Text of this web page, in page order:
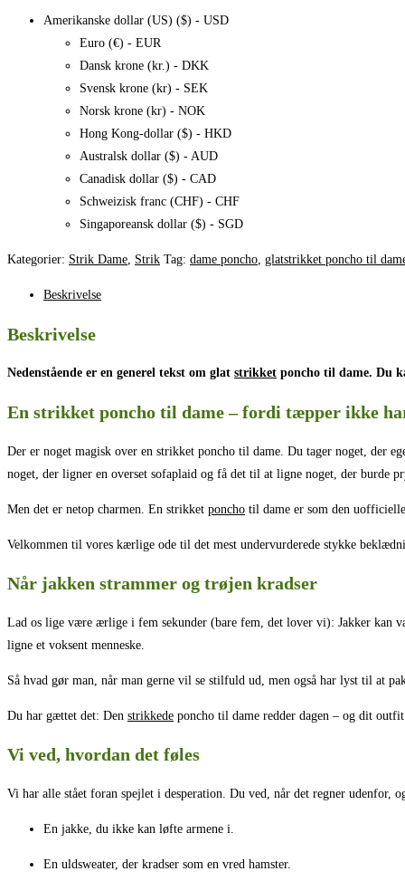
Amerikanske dollar (US) ($) - USD
Euro (€) - EUR
Dansk krone (kr.) - DKK
Svensk krone (kr) - SEK
Norsk krone (kr) - NOK
Hong Kong-dollar ($) - HKD
Australsk dollar ($) - AUD
Canadisk dollar ($) - CAD
Schweizisk franc (CHF) - CHF
Singaporeansk dollar ($) - SGD
Kategorier: Strik Dame, Strik Tag: dame poncho, glatstrikket poncho til
Beskrivelse
Beskrivelse
Nedenstående er en generel tekst om glat strikket poncho til dame. Du
En strikket poncho til dame – fordi tæpper ikke
Der er noget magisk over en strikket poncho til dame. Du tager noget, der
noget, der ligner en overset sofaplaid og få det til at ligne noget, der burde
Men det er netop charmen. En strikket poncho til dame er som den
Velkommen til vores kærlige ode til det mest undervurderede stykke
Når jakken strammer og trøjen kradser
Lad os lige være ærlige i fem sekunder (bare fem, det lover vi): Jakker kan
ligne et voksent menneske.
Så hvad gør man, når man gerne vil se stilfuld ud, men også har lyst til at
Du har gættet det: Den strikkede poncho til dame redder dagen – og dit
Vi ved, hvordan det føles
Vi har alle stået foran spejlet i desperation. Du ved, når det regner udenfor,
En jakke, du ikke kan løfte armene i.
En uldsweater, der kradser som en vred hamster.